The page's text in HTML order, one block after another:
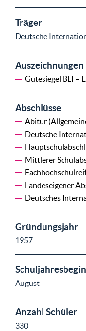
Träger
Deutsche
Auszeichnungen
Gütesiegel BLI –
Abschlüsse
Abitur
Deutsche
Mittlerer
Landeseigener
Deutsches
Gründungsjahr
1957
August
Anzahl Schüler
330